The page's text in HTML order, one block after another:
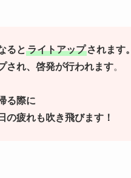
ると ライトアップされます。
され、啓発が行われます。
る際に
の疲れも吹き飛びます！